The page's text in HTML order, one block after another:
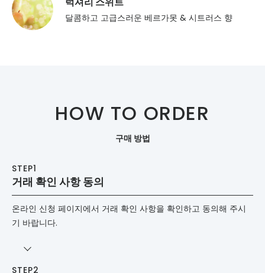
달콤하고 고급스러운 베르가못 & 시트러스 향
HOW TO ORDER
구매 방법
거래 확인 사항 동의
온라인 신청 페이지에서 거래 확인 사항을 확인하고 동의해 주시
기 바랍니다.